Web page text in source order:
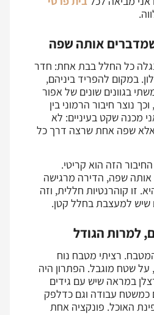
אותה שפה
כל החלל בבת אחת: חדר
במקום להפריד ביניהם,
בגוונים שונים של אפור
נוצר חיבור הרמוני בין
מכנה שקט בעיניים: לא
שפה אחת שרצה דרך כל
86 מטר, החיבור הזה הוא קריטי.
שפה, הדירה מרגישה
זו קוהרנטיות חללית, וזה
שיש למעצבת בחלל קטן.
למרות הגודל
רציתי מטבח נוח
על שטח מוגבל. הפתרון היה
במראה שיש עם גידים
עבודה וגם כדלפק
האוכל. פונקציה אחת